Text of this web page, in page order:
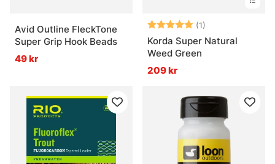
Avid Outline FleckTone
Super Grip Hook Beads
49 kr
Betyg: (1)
Korda Super Natural
Weed Green
209 kr